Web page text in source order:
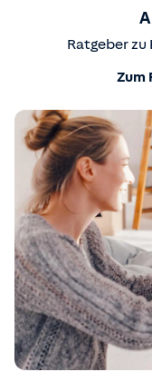
Ratgeber zu
Zum